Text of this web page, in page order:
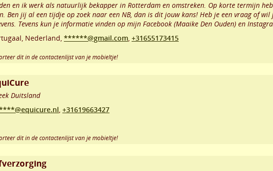
en ik werk als natuurlijk bekapper in Rotterdam en omstreken. Op korte termijn
Ben jij al een tijdje op zoek naar een NB, dan is dit jouw kans! Heb je een vraag of wil
Tevens kun je informatie vinden op mijn Facebook (Maaike Den Ouden) en
, Nederland, ******@gmail.com, +31655173415
dit in de contactenlijst van je mobieltje!
Duitsland
, +31619663427
dit in de contactenlijst van je mobieltje!